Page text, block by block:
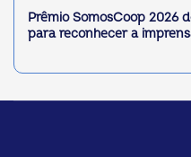
Prêmio SomosCoop 2026
para reconhecer a